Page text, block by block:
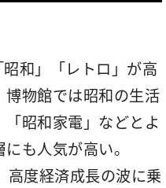
和」「レトロ」が高
物館では昭和の生活
昭和家電」などとよ
も人気が高い。
高度経済成長の波に乗